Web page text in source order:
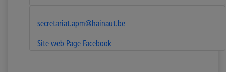
secretariat.apm@hainaut.be
Site web Page Facebook